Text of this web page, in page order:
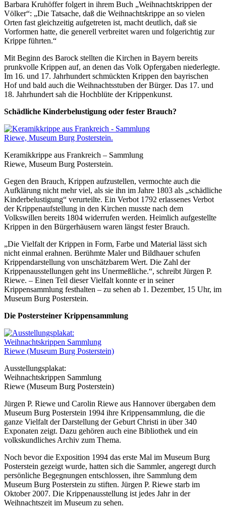
Barbara Kruhöffer folgert in ihrem Buch „Weihnachtskrippen der
Völker“: „Die Tatsache, daß die Weihnachtskrippe an so vielen
Orten fast gleichzeitig aufgetreten ist, macht deutlich, daß sie
Vorformen hatte, die generell verbreitet waren und folgerichtig zur
Krippe führten.“
Mit Beginn des Barock stellten die Kirchen in Bayern bereits
prunkvolle Krippen auf, an denen das Volk Opfergaben niederlegte.
Im 16. und 17. Jahrhundert schmückten Krippen den bayrischen
Hof und bald auch die Weihnachtsstuben der Bürger. Das 17. und
18. Jahrhundert sah die Hochblüte der Krippenkunst.
Schädliche Kinderbelustigung oder fester Brauch?
Keramikkrippe aus Frankreich – Sammlung
Riewe, Museum Burg Posterstein.
Gegen den Brauch, Krippen aufzustellen, vermochte auch die
Aufklärung nicht mehr viel, als sie ihn im Jahre 1803 als „schädliche
Kinderbelustigung“ verurteilte. Ein Verbot 1792 erlassenes Verbot
der Krippenaufstellung in den Kirchen musste nach dem
Volkswillen bereits 1804 widerrufen werden. Heimlich aufgestellte
Krippen in den Bürgerhäusern waren längst fester Brauch.
„Die Vielfalt der Krippen in Form, Farbe und Material lässt sich
nicht einmal erahnen. Berühmte Maler und Bildhauer schufen
Krippendarstellung von unschätzbarem Wert. Die Zahl der
Krippenausstellungen geht ins Unermeßliche.“, schreibt Jürgen P.
Riewe. – Einen Teil dieser Vielfalt konnte er in seiner
Krippensammlung festhalten – zu sehen ab 1. Dezember, 15 Uhr, im
Museum Burg Posterstein.
Die Postersteiner Krippensammlung
Ausstellungsplakat:
Weihnachtskrippen Sammlung
Riewe (Museum Burg Posterstein)
Jürgen P. Riewe und Carolin Riewe aus Hannover übergaben dem
Museum Burg Posterstein 1994 ihre Krippensammlung, die die
ganze Vielfalt der Darstellung der Geburt Christi in über 340
Exponaten zeigt. Dazu gehören auch eine Bibliothek und ein
volkskundliches Archiv zum Thema.
Noch bevor die Exposition 1994 das erste Mal im Museum Burg
Posterstein gezeigt wurde, hatten sich die Sammler, angeregt durch
persönliche Begegnungen entschlossen, ihre Sammlung dem
Museum Burg Posterstein zu stiften. Jürgen P. Riewe starb im
Oktober 2007. Die Krippenausstellung ist jedes Jahr in der
Weihnachtszeit im Museum zu sehen.